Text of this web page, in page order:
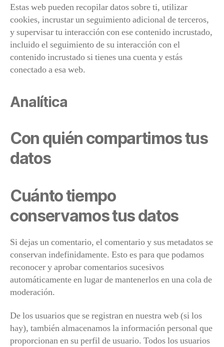
Estas web pueden recopilar datos sobre ti, utilizar
cookies, incrustar un seguimiento adicional de terceros,
y supervisar tu interacción con ese contenido incrustado,
incluido el seguimiento de su interacción con el
contenido incrustado si tienes una cuenta y estás
conectado a esa web.
Analítica
Con quién compartimos tus
datos
Cuánto tiempo
conservamos tus datos
Si dejas un comentario, el comentario y sus metadatos se
conservan indefinidamente. Esto es para que podamos
reconocer y aprobar comentarios sucesivos
automáticamente en lugar de mantenerlos en una cola de
moderación.
De los usuarios que se registran en nuestra web (si los
hay), también almacenamos la información personal que
proporcionan en su perfil de usuario. Todos los usuarios